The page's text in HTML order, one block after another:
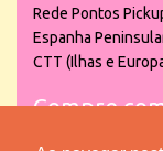
Rede Pontos
Espanha
CTT (Ilhas e
Compre